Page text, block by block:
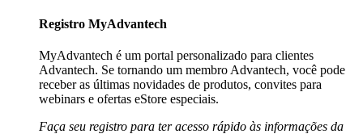
Registro MyAdvantech
MyAdvantech é um portal personalizado para clientes
Advantech. Se tornando um membro Advantech, você pode
receber as últimas novidades de produtos, convites para
webinars e ofertas eStore especiais.
Faça seu registro para ter acesso rápido às informações da